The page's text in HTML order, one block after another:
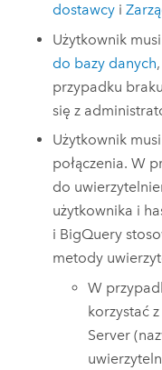
dostawcy i
Użytkownik
do bazy danych
przypadku
się z
Użytkownik
połączenia. W
do
użytkownika i
i BigQuery
metody
W
korzystać
Server